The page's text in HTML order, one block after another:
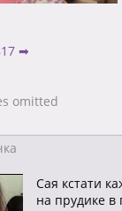
➡
omitted
Cая кстати
на прудике в